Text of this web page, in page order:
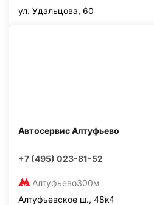
ул. Удальцова, 60
Автосервис Алтуфьево
+7 (495) 023-81-52
Алтуфьево300м
Алтуфьевское ш., 48к4